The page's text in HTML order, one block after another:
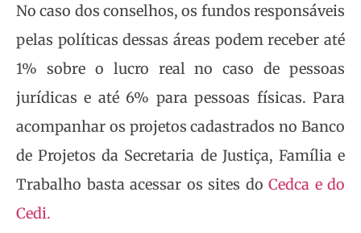
No caso dos conselhos, os fundos responsáveis
pelas políticas dessas áreas podem receber até
1% sobre o lucro real no caso de pessoas
jurídicas e até 6% para pessoas físicas. Para
acompanhar os projetos cadastrados no Banco
de Projetos da Secretaria de Justiça, Família e
Trabalho basta acessar os sites do Cedca e do
Cedi.